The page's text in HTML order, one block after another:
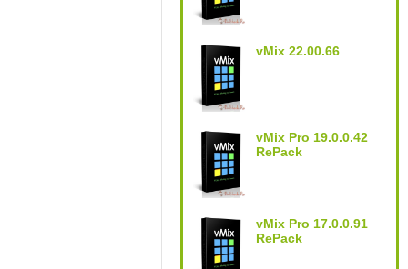
vMix 22.00.66
vMix Pro 19.0.0.42
RePack
vMix Pro 17.0.0.91
RePack